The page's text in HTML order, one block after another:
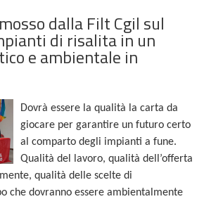
dalla Filt Cgil sul
di risalita in un
e ambientale in
Dovrà essere la qualità la carta da
giocare per garantire un futuro certo
al comparto degli impianti a fune.
Qualità del lavoro, qualità dell’offerta
qualità delle scelte di
che dovranno essere ambientalmente